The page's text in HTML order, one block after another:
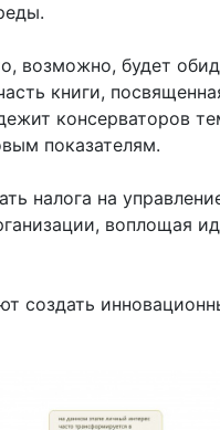
возможно, будет
книги,
консерваторов
показателям.
налога на
воплощая
создать